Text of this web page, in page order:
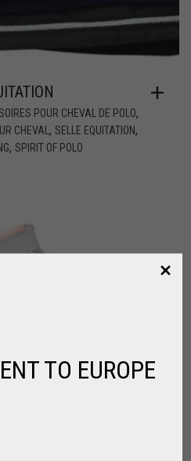
POUR CHEVAL DE POLO,
CHEVAL , SELLE EQUITATION,
, SPIRIT OF POLO
TO EUROPE